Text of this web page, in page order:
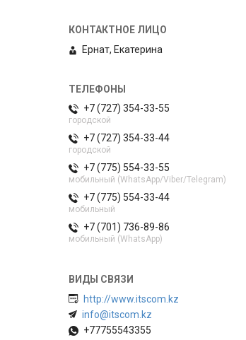
Ернат, Екатерина
+7 (727) 354-33-55
городской
+7 (727) 354-33-44
городской
+7 (775) 554-33-55
мобильный (WhatsApp/Viber/Telegram)
+7 (775) 554-33-44
мобильный
+7 (701) 736-89-86
мобильный (WhatsApp)
http://www.itscom.kz
info@itscom.kz
+77755543355